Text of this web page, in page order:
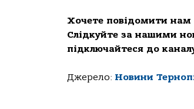
Хочете повідомити нам
Слідкуйте за нашими
підключайтеся до
Джерело: Новини